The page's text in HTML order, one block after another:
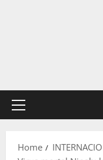
Primary
Home